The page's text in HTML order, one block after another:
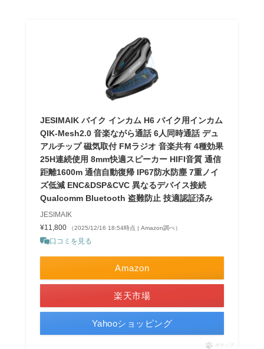
JESIMAIK バイク インカム H6 バイク用インカム
QIK-Mesh2.0 音楽ながら通話 6人同時通話 デュ
アルチップ 磁気取付 FMラジオ 音楽共有 4種効果
25H連続使用 8mm快適スピーカー HIFI音質 通信
距離1600m 通信自動復帰 IP67防水防塵 7重ノイ
ズ低減 ENC&DSP&CVC 異なるデバイス接続
Qualcomm Bluetooth 盗難防止 技適認証済み
JESIMAIK
¥11,800
（2025/12/16 18:54時点 | Amazon調べ）
口コミを見る
Amazon
楽天市場
Yahooショッピング
ポチップ